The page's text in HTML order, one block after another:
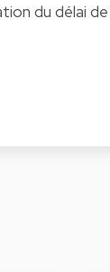
du délai de